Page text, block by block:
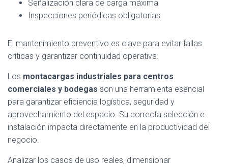
Señalización clara de carga máxima
Inspecciones periódicas obligatorias
El mantenimiento preventivo es clave para evitar fallas
críticas y garantizar continuidad operativa.
Los montacargas industriales para centros
comerciales y bodegas son una herramienta esencial
para garantizar eficiencia logística, seguridad y
aprovechamiento del espacio. Su correcta selección e
instalación impacta directamente en la productividad del
negocio.
Analizar los casos de uso reales, dimensionar